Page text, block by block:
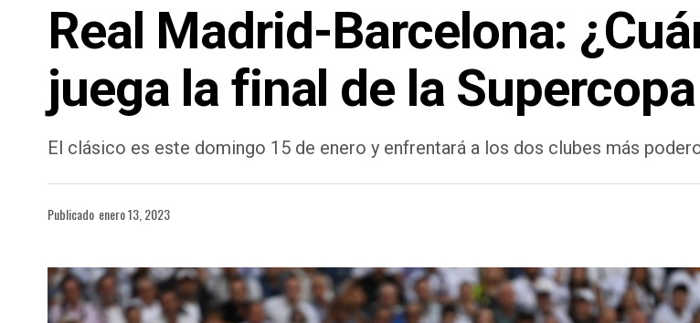
Real Madrid-Barcelona:
juega la final de la
El clásico es este domingo 15 de enero y enfrentará a los dos clubes más
Publicado enero 13, 2023